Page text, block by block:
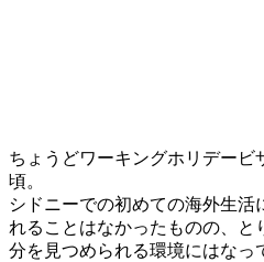
ちょうどワーキングホリデービ
頃。
シドニーでの初めての海外生
れることはなかったものの、と
分を見つめられる環境にはなっ